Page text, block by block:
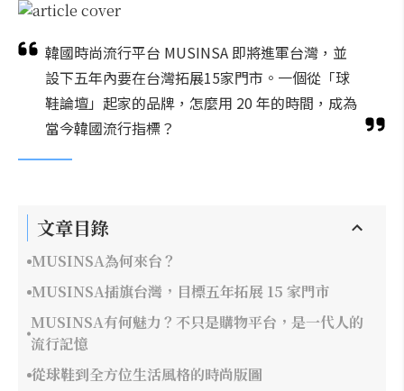
韓國時尚流行平台 MUSINSA 即將進軍台灣，並
設下五年內要在台灣拓展15家門市。一個從「球
鞋論壇」起家的品牌，怎麼用 20 年的時間，成為
當今韓國流行指標？
文章目錄
MUSINSA為何來台？
MUSINSA插旗台灣，目標五年拓展 15 家門市
MUSINSA有何魅力？不只是購物平台，是一代人的
流行記憶
從球鞋到全方位生活風格的時尚版圖